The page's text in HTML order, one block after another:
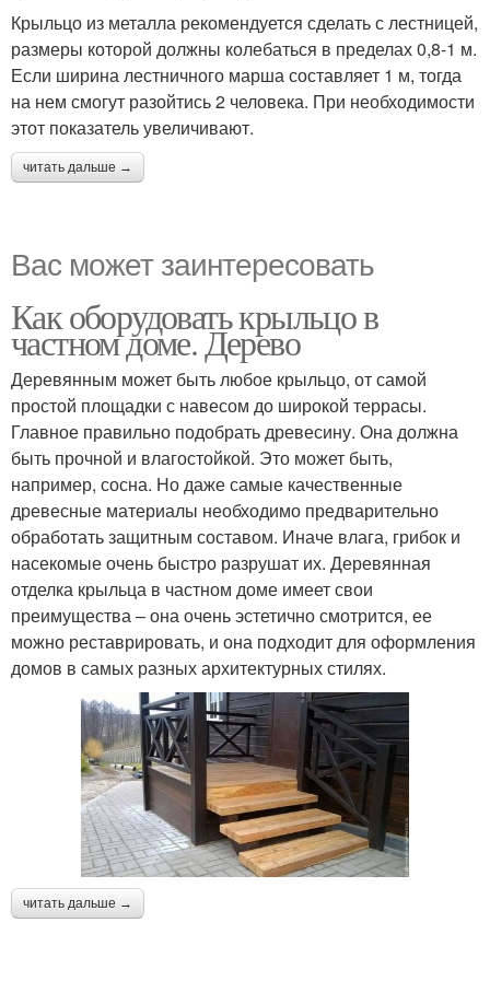
Крыльцо из металла рекомендуется сделать с лестницей,
размеры которой должны колебаться в пределах 0,8-1 м.
Если ширина лестничного марша составляет 1 м, тогда
на нем смогут разойтись 2 человека. При необходимости
этот показатель увеличивают.
читать дальше →
Вас может заинтересовать
Как оборудовать крыльцо в
частном доме. Дерево
Деревянным может быть любое крыльцо, от самой
простой площадки с навесом до широкой террасы.
Главное правильно подобрать древесину. Она должна
быть прочной и влагостойкой. Это может быть,
например, сосна. Но даже самые качественные
древесные материалы необходимо предварительно
обработать защитным составом. Иначе влага, грибок и
насекомые очень быстро разрушат их. Деревянная
отделка крыльца в частном доме имеет свои
преимущества – она очень эстетично смотрится, ее
можно реставрировать, и она подходит для оформления
домов в самых разных архитектурных стилях.
читать дальше →